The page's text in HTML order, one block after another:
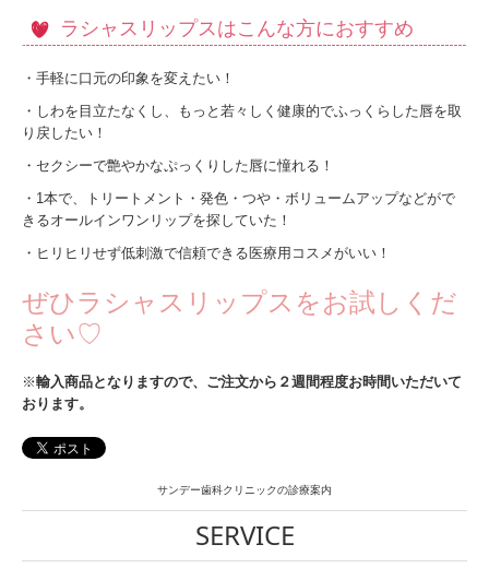
サンデー歯科クリニックの診療案内
SERVICE
ラシャスリップスはこんな方におすすめ
・手軽に口元の印象を変えたい！
・しわを目立たなくし、もっと若々しく健康的でふっくらした唇を取
り戻したい！
・セクシーで艶やかなぷっくりした唇に憧れる！
・1本で、トリートメント・発色・つや・ボリュームアップなどがで
きるオールインワンリップを探していた！
・ヒリヒリせず低刺激で信頼できる医療用コスメがいい！
ぜひラシャスリップスをお試しくだ
さい♡
※輸入商品となりますので、ご注文から２週間程度お時間いただいて
おります。